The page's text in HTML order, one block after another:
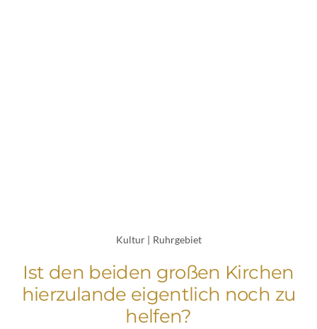
Kultur | Ruhrgebiet
Ist den beiden großen Kirchen
hierzulande eigentlich noch zu
helfen?